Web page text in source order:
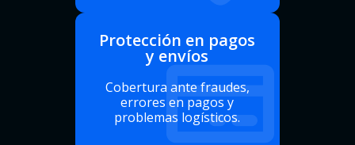
Protección en pagos
y envíos
Cobertura ante fraudes,
errores en pagos y
problemas logísticos.